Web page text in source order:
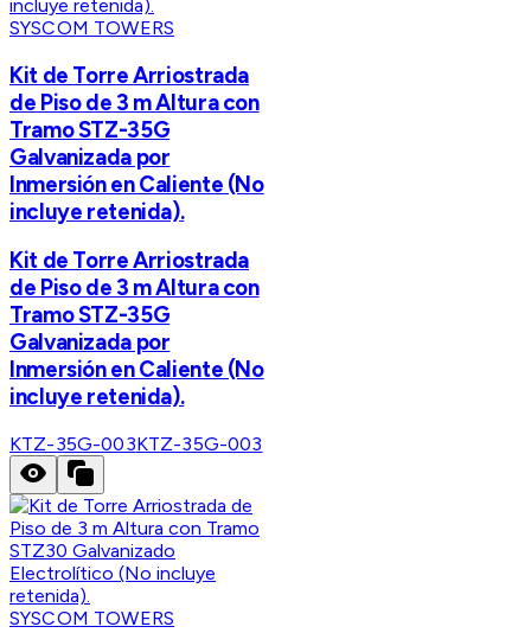
SYSCOM TOWERS
Kit de Torre Arriostrada
de Piso de 3 m Altura con
Tramo STZ-35G
Galvanizada por
Inmersión en Caliente (No
incluye retenida).
Kit de Torre Arriostrada
de Piso de 3 m Altura con
Tramo STZ-35G
Galvanizada por
Inmersión en Caliente (No
incluye retenida).
KTZ-35G-003KTZ-35G-003
SYSCOM TOWERS